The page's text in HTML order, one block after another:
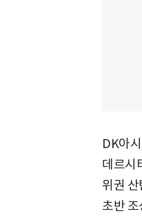
DK아
데르시
위권
초반